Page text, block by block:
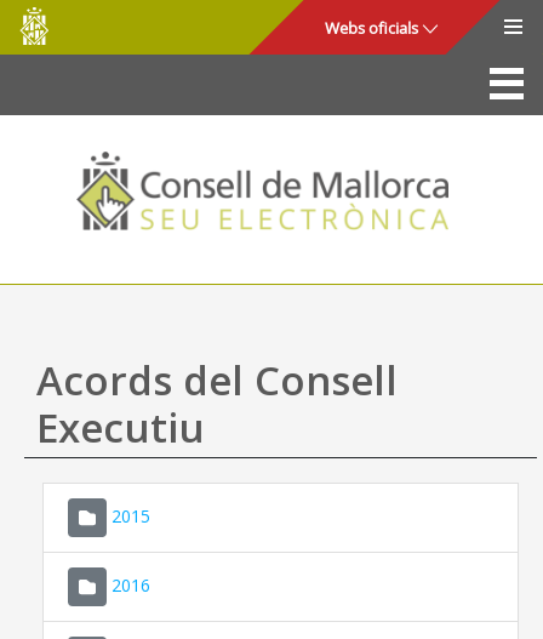
Salta al contingut principal
Consell
de
Mallorca
Webs oficials
La Seu
Consell de Mallorca
Accés i seguretat
Utilitats
Ajuda
Acords del Consell
Executiu
2015
2016